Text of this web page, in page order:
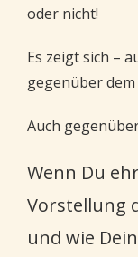
oder nicht!
Es zeigt sich –
gegenüber dem
Auch
Wenn Du
Vorstellung
und wie